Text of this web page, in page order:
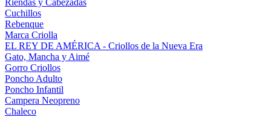
Riendas y Cabezadas
Cuchillos
Rebenque
Marca Criolla
EL REY DE AMÉRICA - Criollos de la Nueva Era
Gato, Mancha y Aimé
Gorro Criollos
Poncho Adulto
Poncho Infantil
Campera Neopreno
Chaleco